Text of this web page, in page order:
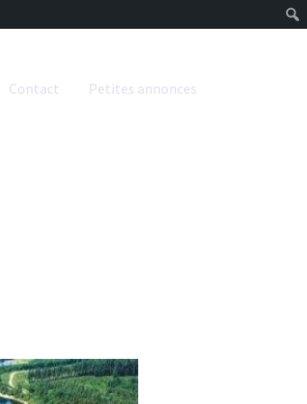
Contact Petites annonces